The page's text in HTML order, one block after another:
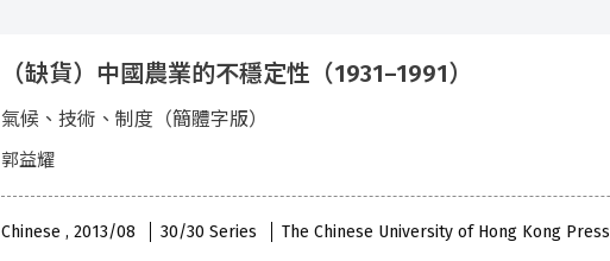
（缺貨）中國農業的不穩定性（1931–1991）
氣候、技術、制度（簡體字版）
郭益耀
Chinese , 2013/08 30/30 Series The Chinese University of Hong Kong Press